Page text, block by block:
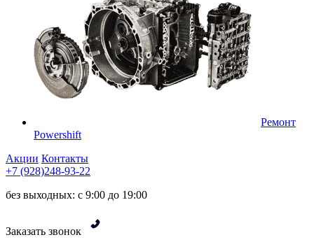
Ремонт
Powershift
Акции Контакты
+7 (928)248-93-22
без выходных: с 9:00 до 19:00
Заказать звонок